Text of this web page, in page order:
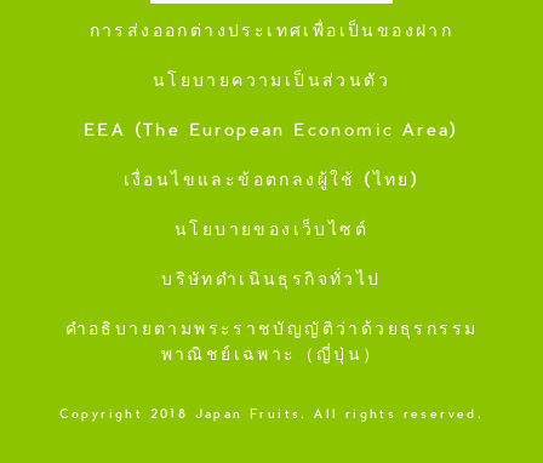
การส่งออกต่างประเทศเพื่อเป็นของฝาก
นโยบายความเป็นส่วนตัว
EEA (The European Economic Area)
เงื่อนไขและข้อตกลงผู้ใช้ (ไทย)
นโยบายของเว็บไซต์
บริษัทดำเนินธุรกิจทั่วไป
คำอธิบายตามพระราชบัญญัติว่าด้วยธุรกรรม
พาณิชย์เฉพาะ（ญี่ปุ่น）
Copyright 2018 Japan Fruits. All rights reserved.